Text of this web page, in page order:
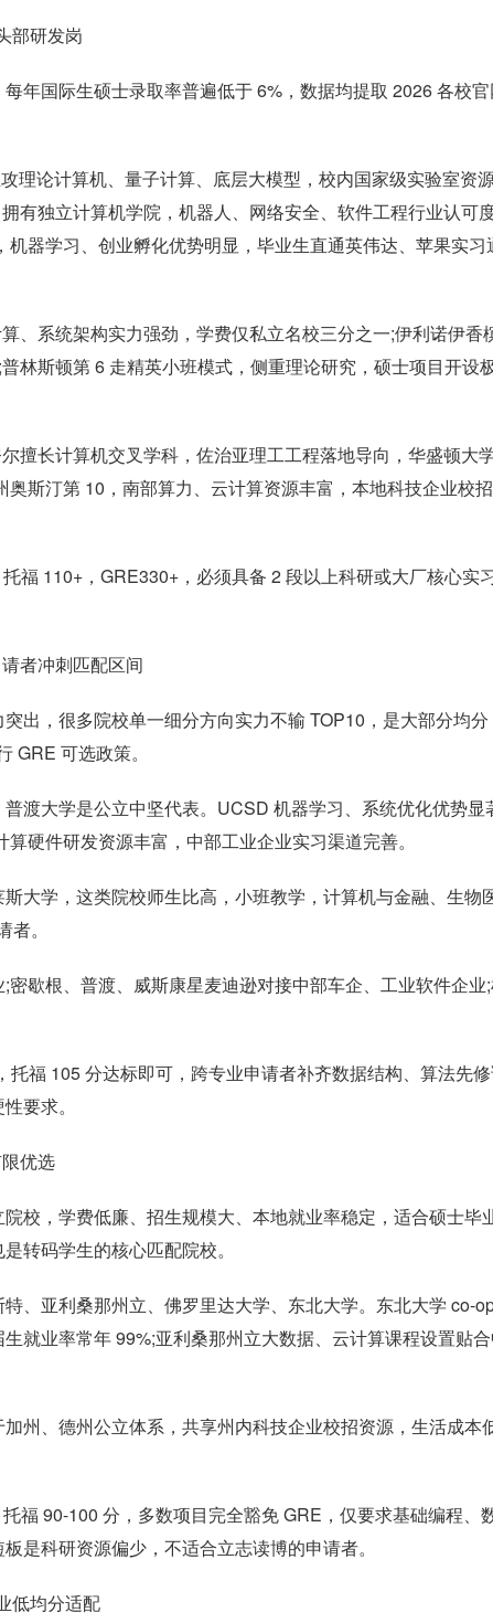
部研发岗
年国际生硕士录取率普遍低于 6%，数据均提取 2026 各校
理论计算机、量子计算、底层大模型，校内国家级实验室资
有独立计算机学院，机器人、网络安全、软件工程行业认可
器学习、创业孵化优势明显，毕业生直通英伟达、苹果实习
、系统架构实力强劲，学费仅私立名校三分之一;伊利诺伊香
林斯顿第 6 走精英小班模式，侧重理论研究，硕士项目开设
擅长计算机交叉学科，佐治亚理工工程落地导向，华盛顿大
斯汀第 10，南部算力、云计算资源丰富，本地科技企业校
福 110+，GRE330+，必须具备 2 段以上科研或大厂核心实
者冲刺匹配区间
出，很多院校单一细分方向实力不输 TOP10，是大部分均分
GRE 可选政策。
渡大学是公立中坚代表。UCSD 机器学习、系统优化优势显
硬件研发资源丰富，中部工业企业实习渠道完善。
大学，这类院校师生比高，小班教学，计算机与金融、生物
。
歇根、普渡、威斯康星麦迪逊对接中部车企、工业软件企业
福 105 分达标即可，跨专业申请者补齐数据结构、算法先
要求。
优选
校，学费低廉、招生规模大、本地就业率稳定，适合硕士毕
转码学生的核心匹配院校。
、亚利桑那州立、佛罗里达大学、东北大学。东北大学 co-
就业率常年 99%;亚利桑那州立大数据、云计算课程设置贴
州、德州公立体系，共享州内科技企业校招资源，生活成本
福 90-100 分，多数项目完全豁免 GRE，仅要求基础编程、
是科研资源偏少，不适合立志读博的申请者。
低均分适配